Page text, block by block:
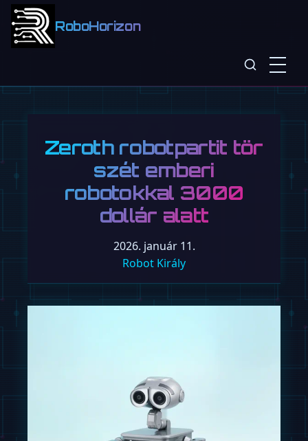
RoboHorizon
Zeroth robotpartit tör
szét emberi
robotokkal 3000
dollár alatt
2026. január 11.
Robot Király